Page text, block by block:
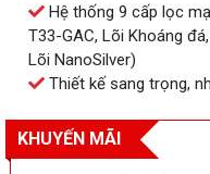
Hệ thống 9 cấp lọc
T33-GAC, Lõi Khoáng
Lõi NanoSilver)
Thiết kế sang trọng,
KHUYẾN MÃI